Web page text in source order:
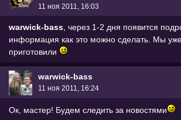
11 ноя 2011, 16:03
warwick-bass, через 1-2 дня появится
информация как это можно сделать. Мы
приготовили
warwick-bass
11 ноя 2011, 16:24
Ок, мастер! Будем следить за новостями